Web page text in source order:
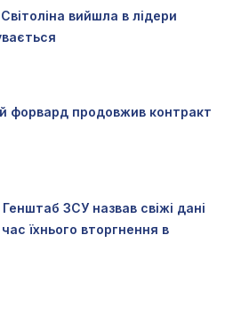
вийшла в лідери
форвард продовжив контракт
ЗСУ назвав свіжі дані
їхнього вторгнення в